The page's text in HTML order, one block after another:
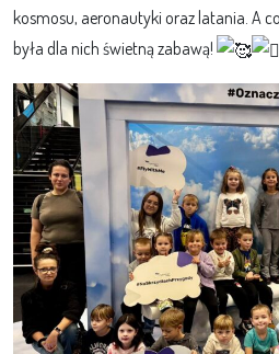
kosmosu, aeronautyki oraz latania. A
była dla nich świetną zabawą!